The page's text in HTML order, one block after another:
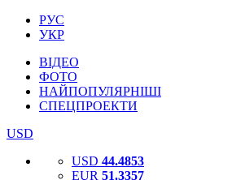
РУС
УКР
ВІДЕО
ФОТО
НАЙПОПУЛЯРНІШІ
СПЕЦПРОЕКТИ
USD
USD 44.4853
EUR 51.3357